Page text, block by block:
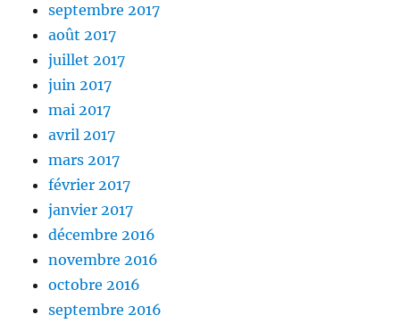
septembre 2017
août 2017
juillet 2017
juin 2017
mai 2017
avril 2017
mars 2017
février 2017
janvier 2017
décembre 2016
novembre 2016
octobre 2016
septembre 2016